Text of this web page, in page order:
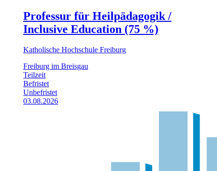
Professur für Heilpädagogik /
Inclusive Education (75 %)
Katholische Hochschule Freiburg
Freiburg im Breisgau
Teilzeit
Befristet
Unbefristet
03.08.2026